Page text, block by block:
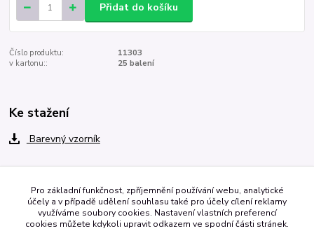
Přidat do košíku
Číslo produktu:
11303
v kartonu::
25 balení
Ke stažení
Barevný vzorník
Zboží zařazeno v kategoriích
Pot pourrie
Pro základní funkčnost, zpříjemnění používání webu, analytické
účely a v případě udělení souhlasu také pro účely cílení reklamy
využíváme soubory cookies. Nastavení vlastních preferencí
cookies můžete kdykoli upravit odkazem ve spodní části stránek.